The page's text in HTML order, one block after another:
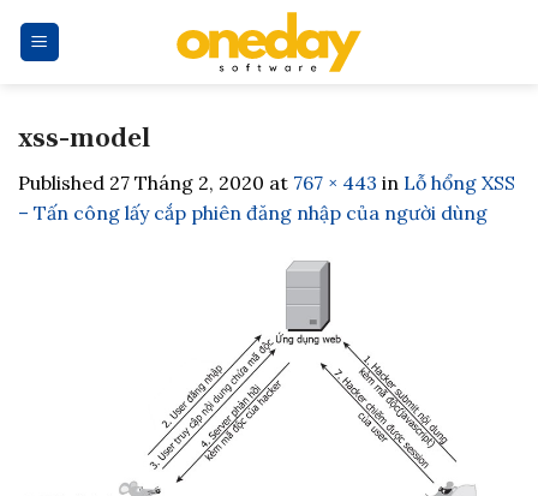
xss-model
Published 27 Tháng 2, 2020 at 767 × 443 in Lỗ hổng XSS
– Tấn công lấy cắp phiên đăng nhập của người dùng